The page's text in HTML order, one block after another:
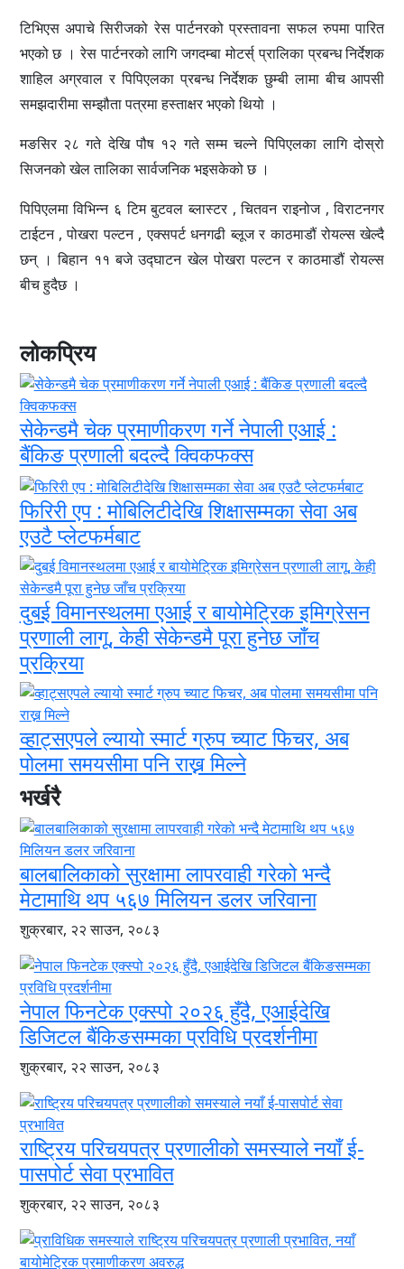
टिभिएस अपाचे सिरीजको रेस पार्टनरको प्रस्तावना सफल रुपमा पारित
भएको छ । रेस पार्टनरको लागि जगदम्बा मोटर्स् प्रालिका प्रबन्ध निर्देशक
शाहिल अग्रवाल र पिपिएलका प्रबन्ध निर्देशक छुम्बी लामा बीच आपसी
समझदारीमा सम्झौता पत्रमा हस्ताक्षर भएको थियो ।
मङसिर २८ गते देखि पौष १२ गते सम्म चल्ने पिपिएलका लागि दोस्रो
सिजनको खेल तालिका सार्वजनिक भइसकेको छ ।
पिपिएलमा विभिन्न ६ टिम बुटवल ब्लास्टर , चितवन राइनोज , विराटनगर
टाईटन , पोखरा पल्टन , एक्सपर्ट धनगढी ब्लूज र काठमाडौं रोयल्स खेल्दै
छन् । बिहान ११ बजे उद्घाटन खेल पोखरा पल्टन र काठमाडौं रोयल्स
बीच हुदैछ ।
लोकप्रिय
सेकेन्डमै चेक प्रमाणीकरण गर्ने नेपाली एआई :
बैंकिङ प्रणाली बदल्दै क्विकफक्स
फिरिरी एप : मोबिलिटीदेखि शिक्षासम्मका सेवा अब
एउटै प्लेटफर्मबाट
दुबई विमानस्थलमा एआई र बायोमेट्रिक इमिग्रेसन
प्रणाली लागू, केही सेकेन्डमै पूरा हुनेछ जाँच
प्रक्रिया
व्हाट्सएपले ल्यायो स्मार्ट ग्रुप च्याट फिचर, अब
पोलमा समयसीमा पनि राख्न मिल्ने
भर्खरै
बालबालिकाको सुरक्षामा लापरवाही गरेको भन्दै
मेटामाथि थप ५६७ मिलियन डलर जरिवाना
शुक्रबार, २२ साउन, २०८३
नेपाल फिनटेक एक्स्पो २०२६ हुँदै, एआईदेखि
डिजिटल बैंकिङसम्मका प्रविधि प्रदर्शनीमा
शुक्रबार, २२ साउन, २०८३
राष्ट्रिय परिचयपत्र प्रणालीको समस्याले नयाँ ई-
पासपोर्ट सेवा प्रभावित
शुक्रबार, २२ साउन, २०८३